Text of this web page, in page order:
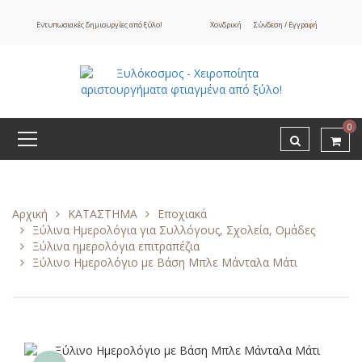
Εντυπωσιακές δημιουργίες από ξύλο! Χονδρική Σύνδεση / Εγγραφή
0
Αρχική ΚΑΤΑΣΤΗΜΑ
Εποχιακά
Ξύλινα Ημερολόγια για Συλλόγους, Σχολεία, Ομάδες
Ξύλινα ημερολόγια επιτραπέζια
Ξύλινο Ημερολόγιο με Βάση Μπλε Μάνταλα Μάτι